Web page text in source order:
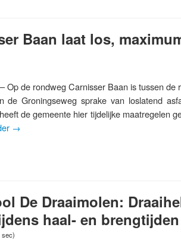
Baan laat los,
Op de rondweg Carnisser Baan is tussen de
de Groningseweg sprake van loslatend
de gemeente hier tijdelijke maatregelen
→
De Draaimolen:
haal- en brengtijden
sec)